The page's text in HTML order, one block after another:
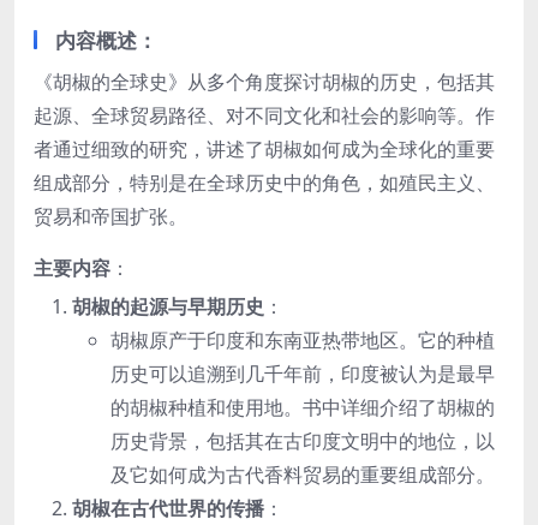
内容概述 ：
《胡椒的全球史》从多个角度探讨胡椒的历史，包括其
起源、全球贸易路径、对不同文化和社会的影响等。作
者通过细致的研究，讲述了胡椒如何成为全球化的重要
组成部分，特别是在全球历史中的角色，如殖民主义、
贸易和帝国扩张。
主要内容 ：
胡椒的起源与早期历史 ：
胡椒原产于印度和东南亚热带地区。它的种植
历史可以追溯到几千年前，印度被认为是最早
的胡椒种植和使用地。书中详细介绍了胡椒的
历史背景，包括其在古印度文明中的地位，以
及它如何成为古代香料贸易的重要组成部分。
胡椒在古代世界的传播 ：